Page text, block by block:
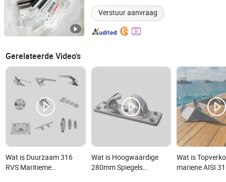
Verstuur aanvraag
Gerelateerde Video's
Wat is Duurzaam 316
RVS Maritieme
Wat is Hoogwaardige
280mm Spiegels
Wat is
mariene AISI